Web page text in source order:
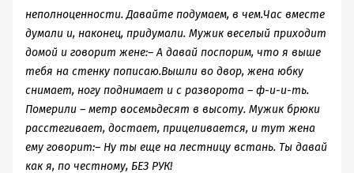
жены нужен разнообразный, насыщенный витаминами и
микроэлементами. Особенно полезны для жены
витамины А, В, С, Е и Х. Сухой и консервированный корм
для жены малопригоден. Жены с трудом поддаются
дрессировке – на это приходится
неполноценности. Давайте подумаем, в чем.Час вместе
думали и, наконец, придумали. Мужик веселый приходит
домой и говорит жене:– А давай поспорим, что я выше
тебя на стенку пописаю.Вышли во двор, жена юбку
снимает, ногу поднимает и с разворота – ф-и-и-ть.
Померили – метр восемьдесят в высоту. Мужик брюки
расстегивает, достает, прицеливается, и тут жена
ему говорит:– Ну ты еще на лестницу встань. Ты давай
как я, по честному, БЕЗ РУК!